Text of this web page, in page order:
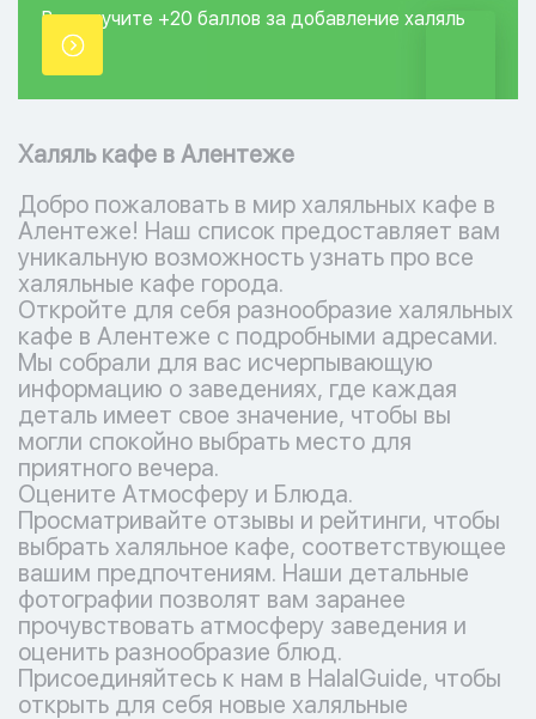
Вы получите +20 баллов за добавление халяль
точки.
Халяль кафе в Алентеже
Добро пожаловать в мир халяльных кафе в
Алентеже! Наш список предоставляет вам
уникальную возможность узнать про все
халяльные кафе города.
Откройте для себя разнообразие халяльных
кафе в Алентеже с подробными адресами.
Мы собрали для вас исчерпывающую
информацию о заведениях, где каждая
деталь имеет свое значение, чтобы вы
могли спокойно выбрать место для
приятного вечера.
Оцените Атмосферу и Блюда.
Просматривайте отзывы и рейтинги, чтобы
выбрать халяльное кафе, соответствующее
вашим предпочтениям. Наши детальные
фотографии позволят вам заранее
прочувствовать атмосферу заведения и
оценить разнообразие блюд.
Присоединяйтесь к нам в HalalGuide, чтобы
открыть для себя новые халяльные